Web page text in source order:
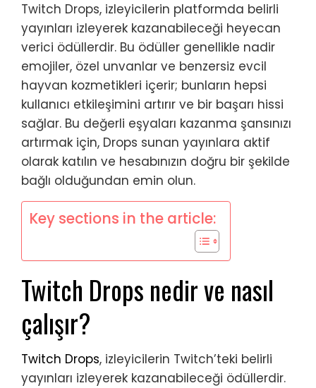
Twitch Drops, izleyicilerin platformda belirli
yayınları izleyerek kazanabileceği heyecan
verici ödüllerdir. Bu ödüller genellikle nadir
emojiler, özel unvanlar ve benzersiz evcil
hayvan kozmetikleri içerir; bunların hepsi
kullanıcı etkileşimini artırır ve bir başarı hissi
sağlar. Bu değerli eşyaları kazanma şansınızı
artırmak için, Drops sunan yayınlara aktif
olarak katılın ve hesabınızın doğru bir şekilde
bağlı olduğundan emin olun.
Key sections in the article:
Twitch Drops nedir ve nasıl
çalışır?
Twitch Drops, izleyicilerin Twitch’teki belirli
yayınları izleyerek kazanabileceği ödüllerdir.